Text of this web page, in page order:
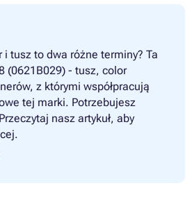
9000 SERIES
9000
9000 MARK II
i tusz to dwa różne terminy? Ta
(0621B029) - tusz, color
z którymi współpracują
tej marki. Potrzebujesz
nasz artykuł, aby